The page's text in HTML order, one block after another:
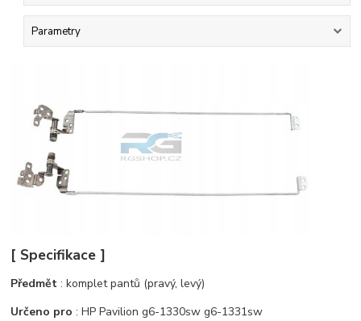
Parametry
[ Specifikace ]
Předmět : komplet pantů (pravý, levý)
Určeno pro : HP Pavilion g6-1330sw g6-1331sw